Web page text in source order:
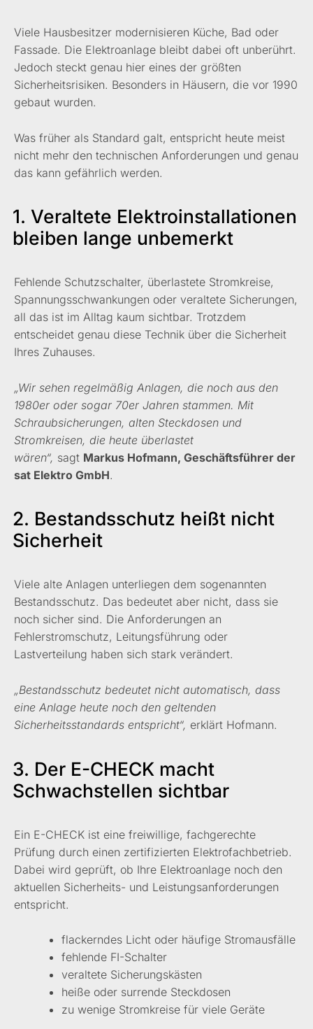
Viele Hausbesitzer modernisieren Küche, Bad oder
Fassade. Die Elektroanlage bleibt dabei oft unberührt.
Jedoch steckt genau hier eines der größten
Sicherheitsrisiken. Besonders in Häusern, die vor 1990
gebaut wurden.
Was früher als Standard galt, entspricht heute meist
nicht mehr den technischen Anforderungen und genau
das kann gefährlich werden.
1. Veraltete Elektroinstallationen
bleiben lange unbemerkt
Fehlende Schutzschalter, überlastete Stromkreise,
Spannungsschwankungen oder veraltete Sicherungen,
all das ist im Alltag kaum sichtbar. Trotzdem
entscheidet genau diese Technik über die Sicherheit
Ihres Zuhauses.
„Wir sehen regelmäßig Anlagen, die noch aus den
1980er oder sogar 70er Jahren stammen. Mit
Schraubsicherungen, alten Steckdosen und
Stromkreisen, die heute überlastet
wären“, sagt Markus Hofmann, Geschäftsführer der
sat Elektro GmbH.
2. Bestandsschutz heißt nicht
Sicherheit
Viele alte Anlagen unterliegen dem sogenannten
Bestandsschutz. Das bedeutet aber nicht, dass sie
noch sicher sind. Die Anforderungen an
Fehlerstromschutz, Leitungsführung oder
Lastverteilung haben sich stark verändert.
„Bestandsschutz bedeutet nicht automatisch, dass
eine Anlage heute noch den geltenden
Sicherheitsstandards entspricht“, erklärt Hofmann.
3. Der E-CHECK macht
Schwachstellen sichtbar
Ein E-CHECK ist eine freiwillige, fachgerechte
Prüfung durch einen zertifizierten Elektrofachbetrieb.
Dabei wird geprüft, ob Ihre Elektroanlage noch den
aktuellen Sicherheits- und Leistungsanforderungen
entspricht.
flackerndes Licht oder häufige Stromausfälle
fehlende FI-Schalter
veraltete Sicherungskästen
heiße oder surrende Steckdosen
zu wenige Stromkreise für viele Geräte